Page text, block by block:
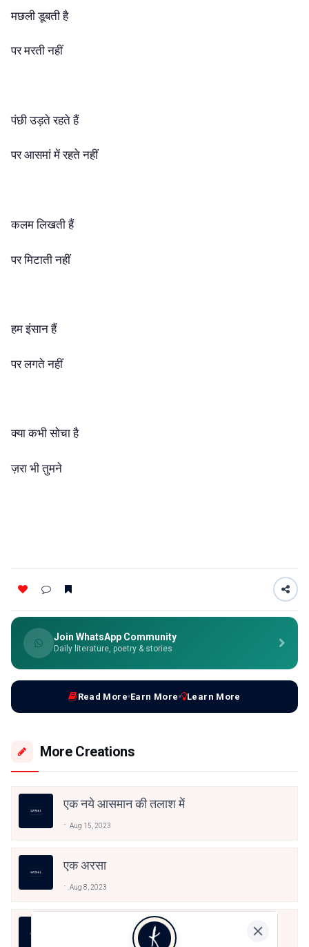
मछली डूबती है
पर मरती नहीं
पंछी उड़ते रहते हैं
पर आसमां में रहते नहीं
कलम लिखती हैं
पर मिटाती नहीं
हम इंसान हैं
पर लगते नहीं
क्या कभी सोचा है
ज़रा भी तुमने
Join WhatsApp Community
Daily literature, poetry & stories
Read More Earn More Learn More
More Creations
एक नये आसमान की तलाश में
Aug 15, 2023
एक अरसा
Aug 8, 2023